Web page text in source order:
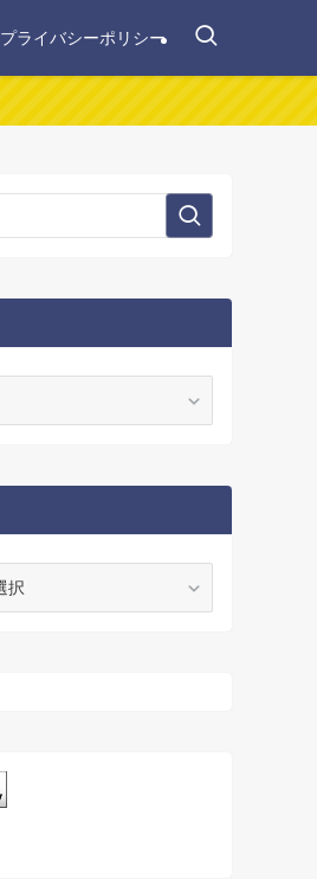
プライバシーポリシー